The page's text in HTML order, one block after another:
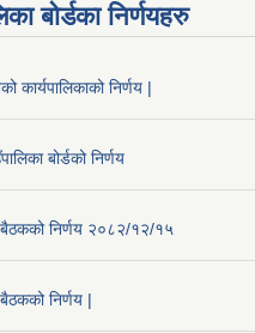
बोर्डका निर्णयहरु
कार्यपालिकाको निर्णय |
बोर्डको निर्णय
बैठकको निर्णय २०८२/१२/१५
बैठकको निर्णय |